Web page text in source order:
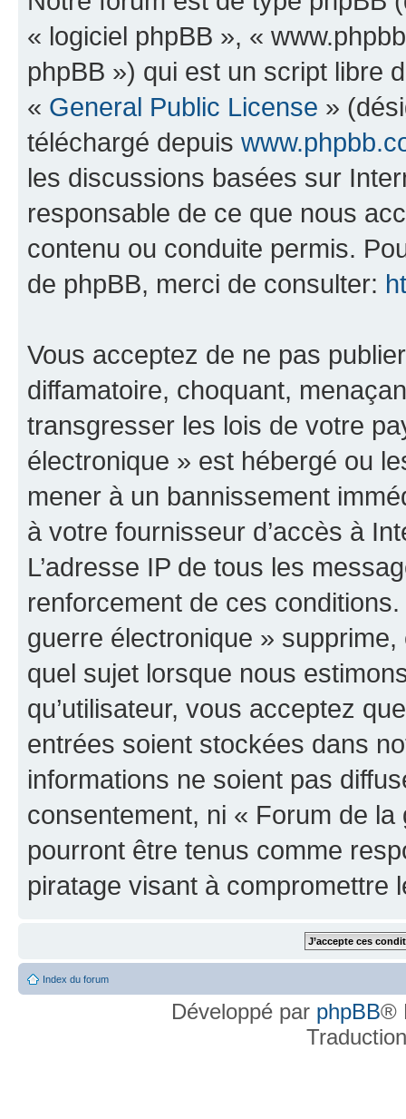
« logiciel phpBB », «
phpBB ») qui est un script libre
« General Public License »
téléchargé depuis
les discussions basées sur
responsable de ce que nous
contenu ou conduite permis.
de phpBB, merci de consulter:
Vous acceptez de ne pas
diffamatoire, choquant,
transgresser les lois de votre
électronique » est hébergé ou
mener à un bannissement
à votre fournisseur d’accès à
L’adresse IP de tous les
renforcement de ces
guerre électronique »
quel sujet lorsque nous
qu’utilisateur, vous acceptez
entrées soient stockées dans
informations ne soient pas
consentement, ni « Forum de
pourront être tenus comme
piratage visant à compromettre
Index du forum
Développé par phpBB®